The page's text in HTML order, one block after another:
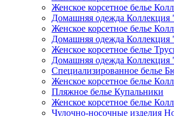
Женское корсетное белье
Домашняя одежда Коллекция
Женское корсетное белье
Домашняя одежда Коллекция
Женское корсетное белье
Домашняя одежда Коллекция
Специализированное белье
Женское корсетное белье
Пляжное белье Купальники
Женское корсетное белье
Чулочно-носочные изделия